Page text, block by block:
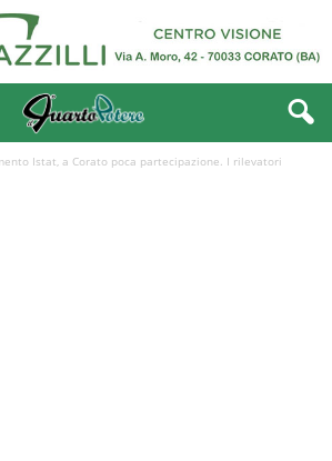
Istat, a Corato poca partecipazione. I rilevatori